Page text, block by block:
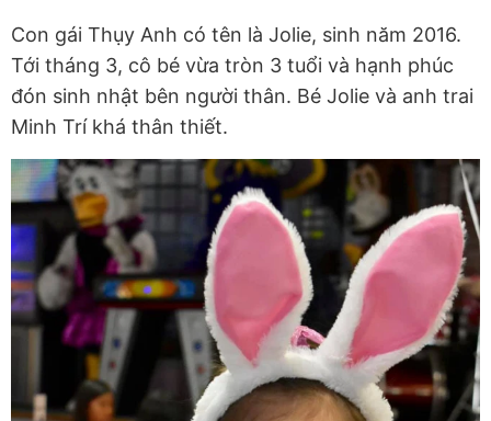
Con gái Thụy Anh có tên là Jolie, sinh năm 2016.
Tới tháng 3, cô bé vừa tròn 3 tuổi và hạnh phúc
đón sinh nhật bên người thân. Bé Jolie và anh trai
Minh Trí khá thân thiết.